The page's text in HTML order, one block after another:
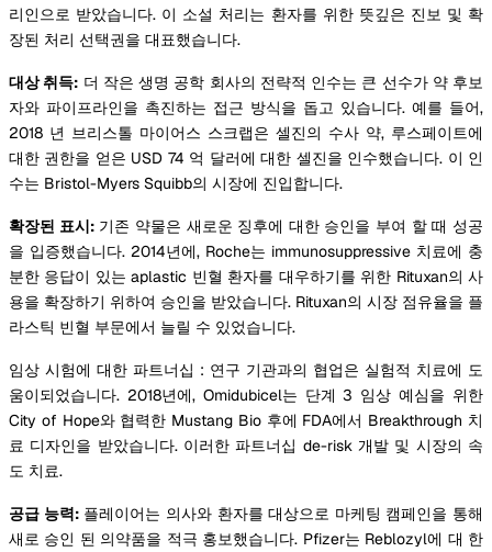
리인으로 받았습니다. 이 소설 처리는 환자를 위한 뜻깊은 진보 및 확
장된 처리 선택권을 대표했습니다.
대상 취득: 더 작은 생명 공학 회사의 전략적 인수는 큰 선수가 약 후보
자와 파이프라인을 촉진하는 접근 방식을 돕고 있습니다. 예를 들어,
2018 년 브리스톨 마이어스 스크랩은 셀진의 수사 약, 루스페이트에
대한 권한을 얻은 USD 74 억 달러에 대한 셀진을 인수했습니다. 이 인
수는 Bristol-Myers Squibb의 시장에 진입합니다.
확장된 표시:기존 약물은 새로운 징후에 대한 승인을 부여 할 때 성공
을 입증했습니다. 2014년에, Roche는 immunosuppressive 치료에 충
분한 응답이 있는 aplastic 빈혈 환자를 대우하기를 위한 Rituxan의 사
용을 확장하기 위하여 승인을 받았습니다. Rituxan의 시장 점유율을 플
라스틱 빈혈 부문에서 늘릴 수 있었습니다.
임상 시험에 대한 파트너십 : 연구 기관과의 협업은 실험적 치료에 도
움이되었습니다. 2018년에, Omidubicel는 단계 3 임상 예심을 위한
City of Hope와 협력한 Mustang Bio 후에 FDA에서 Breakthrough 치
료 디자인을 받았습니다. 이러한 파트너십 de-risk 개발 및 시장의 속
도 치료.
공급 능력:플레이어는 의사와 환자를 대상으로 마케팅 캠페인을 통해
새로 승인 된 의약품을 적극 홍보했습니다. Pfizer는 Reblozyl에 대 한